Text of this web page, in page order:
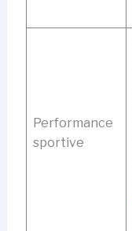
Performance
sportive